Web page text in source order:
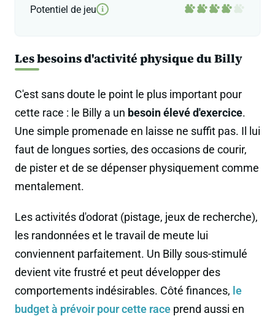
Potentiel de jeu i
Les besoins d'activité physique du Billy
C'est sans doute le point le plus important pour
cette race : le Billy a un besoin élevé d'exercice.
Une simple promenade en laisse ne suffit pas. Il lui
faut de longues sorties, des occasions de courir,
de pister et de se dépenser physiquement comme
mentalement.
Les activités d'odorat (pistage, jeux de recherche),
les randonnées et le travail de meute lui
conviennent parfaitement. Un Billy sous-stimulé
devient vite frustré et peut développer des
comportements indésirables. Côté finances, le
budget à prévoir pour cette race prend aussi en